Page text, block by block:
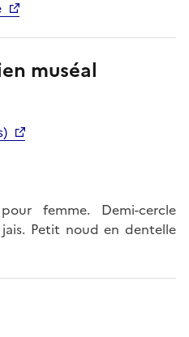
muséal
femme. Demi-cercle
Petit noud en dentelle